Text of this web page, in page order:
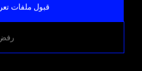
قبول ملفات